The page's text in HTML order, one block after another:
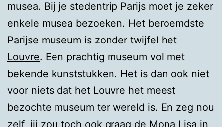
musea. Bij je stedentrip Parijs moet je zeker
enkele musea bezoeken. Het beroemdste
Parijse museum is zonder twijfel het
Louvre. Een prachtig museum vol met
bekende kunststukken. Het is dan ook niet
voor niets dat het Louvre het meest
bezochte museum ter wereld is. En zeg nou
zelf, jij zou toch ook graag de Mona Lisa in